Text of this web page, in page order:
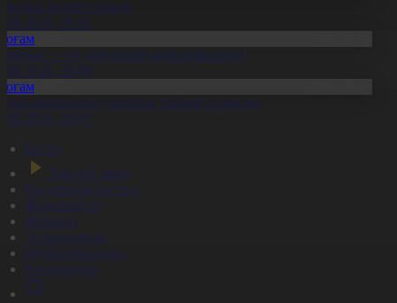
өндіріс өрледі
20:11
— ел дамуының қозғаушы күші
20:09
импортына уақытша тыйым салынды
20:07
Басты
Тікелей эфир
Бағдарлама кестесі
Жаңалықтар
Жобалар
Телехикаялар
Мультсериалдар
Видеоархив